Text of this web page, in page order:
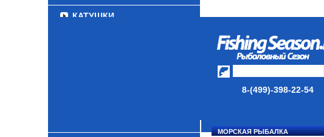
КАТУШКИ
8-(499)-398-22-54
МОРСКАЯ РЫБАЛКА